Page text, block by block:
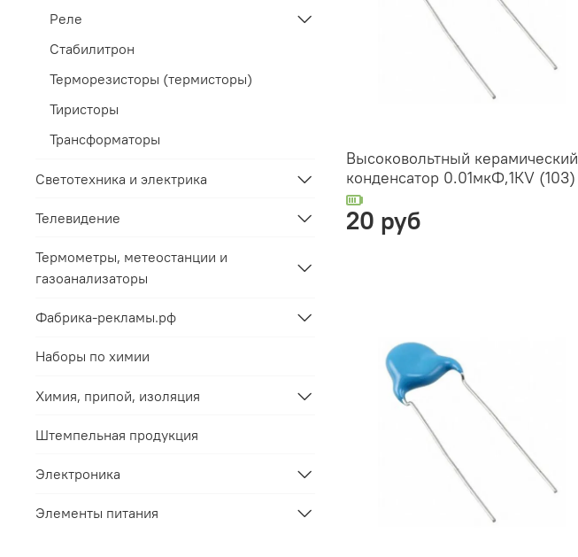
Высоковольтный керамический
конденсатор 0.01мкФ,1КV (103)
20 руб
Реле
Стабилитрон
Терморезисторы (термисторы)
Тиристоры
Трансформаторы
Светотехника и электрика
Телевидение
Термометры, метеостанции и
газоанализаторы
Фабрика-рекламы.рф
Наборы по химии
Химия, припой, изоляция
Штемпельная продукция
Электроника
Элементы питания